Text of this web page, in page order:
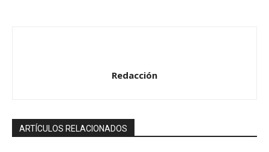
Redacción
ARTÍCULOS RELACIONADOS